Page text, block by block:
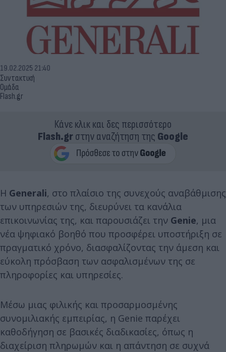
Συντακτική
Ομάδα
Flash.gr
19.02.2025 21:40
Κάνε κλικ και δες περισσότερο
Flash.grστην αναζήτηση της Google
Η Generali, στο πλαίσιο της συνεχούς αναβάθμισης
των υπηρεσιών της, διευρύνει τα κανάλια
επικοινωνίας της, και παρουσιάζει την Genie, μια
νέα ψηφιακό βοηθό που προσφέρει υποστήριξη σε
πραγματικό χρόνο, διασφαλίζοντας την άμεση και
εύκολη πρόσβαση των ασφαλισμένων της σε
πληροφορίες και υπηρεσίες.
Μέσω μιας φιλικής και προσαρμοσμένης
συνομιλιακής εμπειρίας, η Genie παρέχει
καθοδήγηση σε βασικές διαδικασίες, όπως η
διαχείριση πληρωμών και η απάντηση σε συχνά